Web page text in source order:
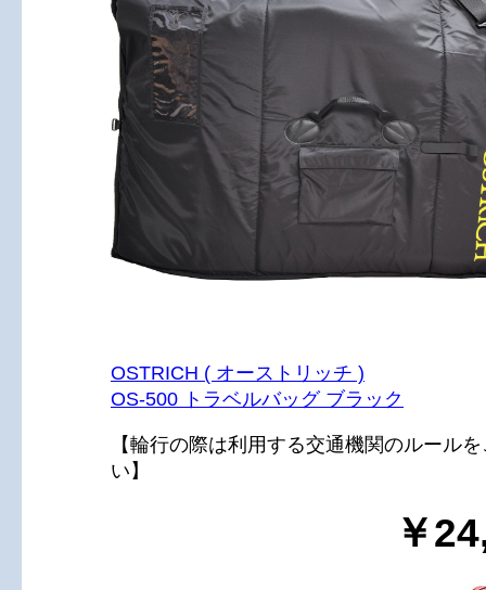
OSTRICH ( オーストリッチ )
OS-500 トラベルバッグ ブラック
【輪行の際は利用する交通機関のルール
い】
￥